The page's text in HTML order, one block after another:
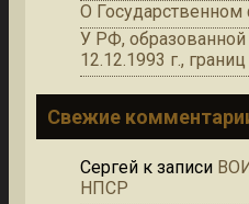
О
У РФ, образованной
12.12.1993 г.,
Свежие
Сергей к записи
НПСР